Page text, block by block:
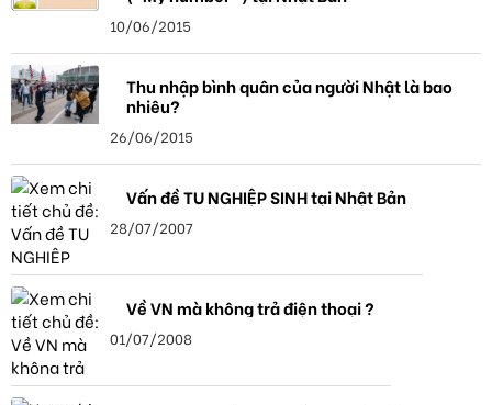
10/06/2015
Thu nhập bình quân của người Nhật là bao
nhiêu?
26/06/2015
Vấn đề TU NGHIỆP SINH tại Nhật Bản
28/07/2007
Về VN mà không trả điện thoại ?
01/07/2008